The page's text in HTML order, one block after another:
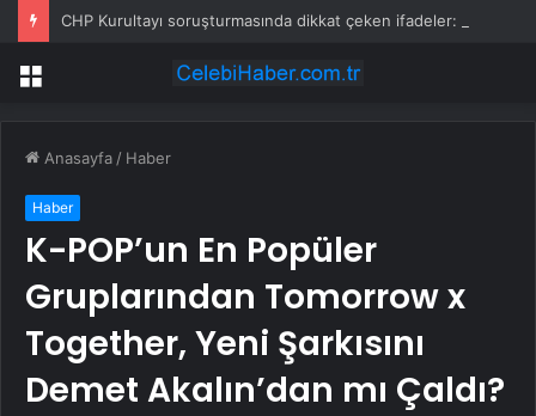
Menü
Anasayfa / Haber
Haber
K-POP’un En Popüler
Gruplarından Tomorrow x
Together, Yeni Şarkısını
Demet Akalın’dan mı Çaldı?